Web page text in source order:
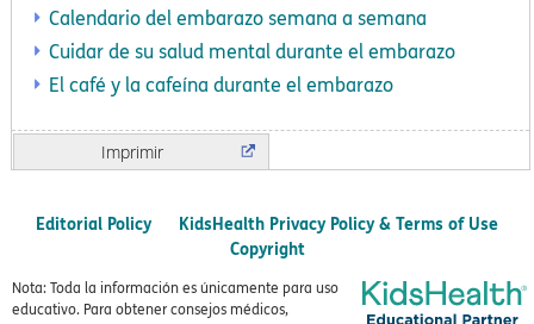
Calendario del embarazo semana a semana
Cuidar de su salud mental durante el embarazo
El café y la cafeína durante el embarazo
Imprimir
Editorial Policy
KidsHealth Privacy Policy & Terms of Use
Copyright
Nota: Toda la información es únicamente para uso
educativo. Para obtener consejos médicos,